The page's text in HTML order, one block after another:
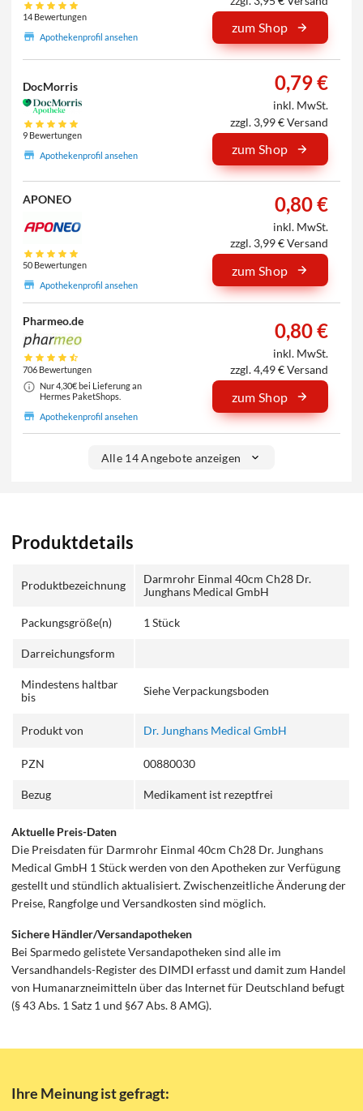
14 Bewertungen
Apothekenprofil ansehen
zum Shop
DocMorris
9 Bewertungen
Apothekenprofil ansehen
0,79 €
inkl. MwSt.
zzgl. 3,99 € Versand
zum Shop
APONEO
50 Bewertungen
Apothekenprofil ansehen
0,80 €
inkl. MwSt.
zzgl. 3,99 € Versand
zum Shop
Pharmeo.de
706 Bewertungen
Nur 4,30€ bei Lieferung an
Hermes PaketShops.
Apothekenprofil ansehen
0,80 €
inkl. MwSt.
zzgl. 4,49 € Versand
zum Shop
Alle 14 Angebote anzeigen
Produktdetails
Produktbezeichnung
Darmrohr Einmal 40cm Ch28 Dr.
Junghans Medical GmbH
Packungsgröße(n) 1 Stück
Darreichungsform
Mindestens haltbar
bis
Siehe Verpackungsboden
Produkt von Dr. Junghans Medical GmbH
PZN 00880030
Bezug Medikament ist rezeptfrei
Aktuelle Preis-Daten
Die Preisdaten für Darmrohr Einmal 40cm Ch28 Dr. Junghans
Medical GmbH 1 Stück werden von den Apotheken zur Verfügung
gestellt und stündlich aktualisiert. Zwischenzeitliche Änderung der
Preise, Rangfolge und Versandkosten sind möglich.
Sichere Händler/Versandapotheken
Bei Sparmedo gelistete Versandapotheken sind alle im
Versandhandels-Register des DIMDI erfasst und damit zum Handel
von Humanarzneimitteln über das Internet für Deutschland befugt
(§ 43 Abs. 1 Satz 1 und §67 Abs. 8 AMG).
Ihre Meinung ist gefragt: